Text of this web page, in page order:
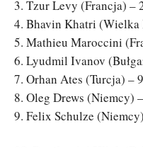
3. Tzur Levy (Francja) –
4. Bhavin Khatri
5. Mathieu Maroccini
6. Lyudmil Ivanov
7. Orhan Ates (Turcja) –
8. Oleg Drews (Niemcy)
9. Felix Schulze